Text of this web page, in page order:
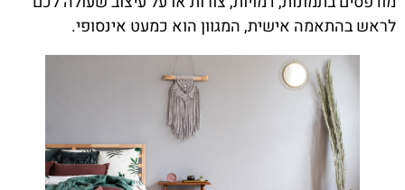
לראש בהתאמה אישית, המגוון הוא כמעט אינסופי.